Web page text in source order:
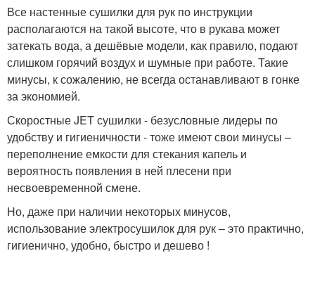
Все настенные сушилки для рук по инструкции
располагаются на такой высоте, что в рукава может
затекать вода, а дешёвые модели, как правило, подают
слишком горячий воздух и шумные при работе. Такие
минусы, к сожалению, не всегда останавливают в гонке
за экономией.
Скоростные JET сушилки - безусловные лидеры по
удобству и гигиеничности - тоже имеют свои минусы –
переполнение емкости для стекания капель и
вероятность появления в ней плесени при
несвоевременной смене.
Но, даже при наличии некоторых минусов,
использование электросушилок для рук – это практично,
гигиенично, удобно, быстро и дешево !